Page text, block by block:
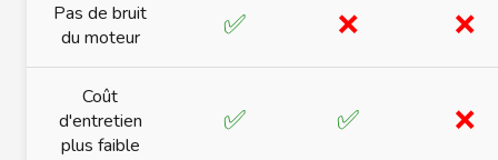
Pas de bruit
du moteur
✅ ❌ ❌
Coût
d'entretien
plus faible
✅ ✅ ❌